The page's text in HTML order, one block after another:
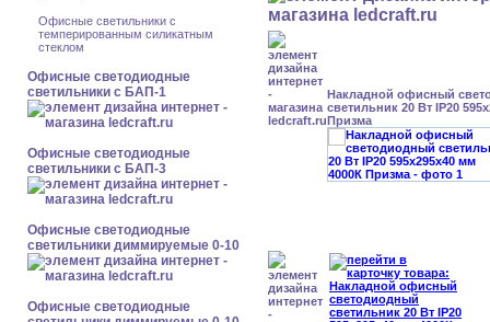
Офисные светильники с
темперированным силикатным
стеклом
Офисные светодиодные
светильники с БАП-1
Офисные светодиодные
светильники с БАП-3
Офисные светодиодные
светильники диммируемые 0-10
Офисные светодиодные
Накладной офисный
светильник 20 Вт IP20
Призма